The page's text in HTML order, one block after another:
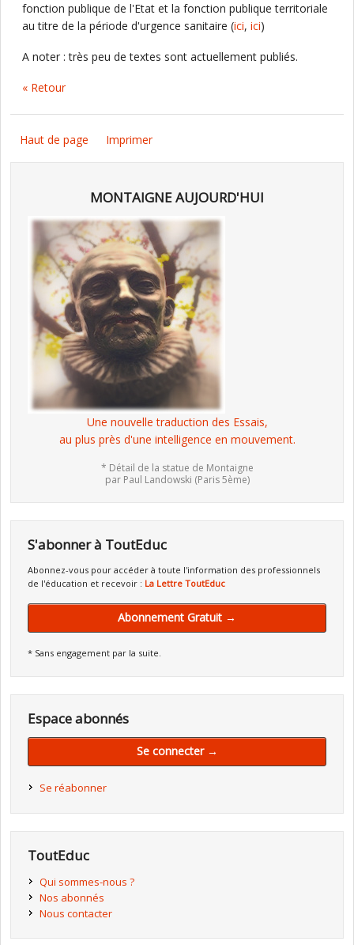
fonction publique de l'Etat et la fonction publique territoriale
au titre de la période d'urgence sanitaire (ici, ici)
A noter : très peu de textes sont actuellement publiés.
« Retour
Haut de page Imprimer
MONTAIGNE AUJOURD'HUI
Une nouvelle traduction des Essais,
au plus près d'une intelligence en mouvement.
* Détail de la statue de Montaigne
par Paul Landowski (Paris 5ème)
S'abonner à ToutEduc
Abonnez-vous pour accéder à toute l'information des professionnels
de l'éducation et recevoir : La Lettre ToutEduc
Abonnement Gratuit →
* Sans engagement par la suite.
Espace abonnés
Se connecter →
Se réabonner
ToutEduc
Qui sommes-nous ?
Nos abonnés
Nous contacter